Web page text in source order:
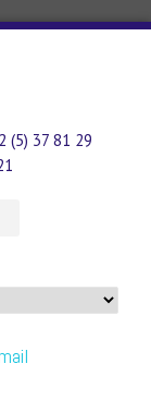
(5) 37 81 29